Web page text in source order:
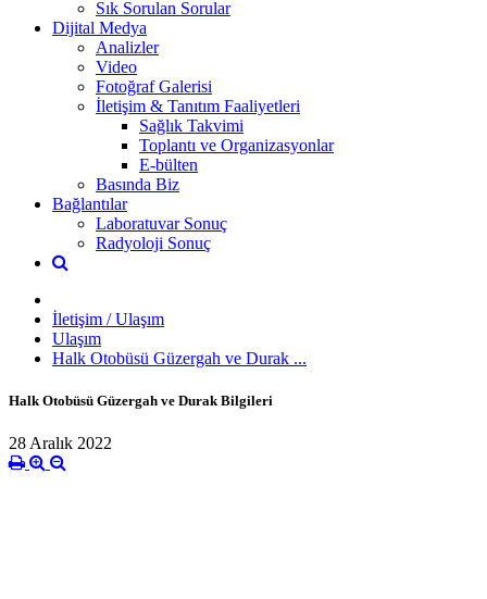
Sık Sorulan Sorular
Dijital Medya
Analizler
Video
Fotoğraf Galerisi
İletişim & Tanıtım Faaliyetleri
Sağlık Takvimi
Toplantı ve Organizasyonlar
E-bülten
Basında Biz
Bağlantılar
Laboratuvar Sonuç
Radyoloji Sonuç
İletişim / Ulaşım
Ulaşım
Halk Otobüsü Güzergah ve Durak ...
Halk Otobüsü Güzergah ve Durak Bilgileri
28 Aralık 2022